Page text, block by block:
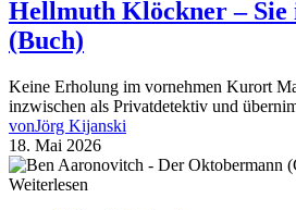
Hellmuth Klöckner – Sie
(Buch)
Keine Erholung im vornehmen Kurort
inzwischen als Privatdetektiv und
vonJörg Kijanski
18. Mai 2026
Weiterlesen